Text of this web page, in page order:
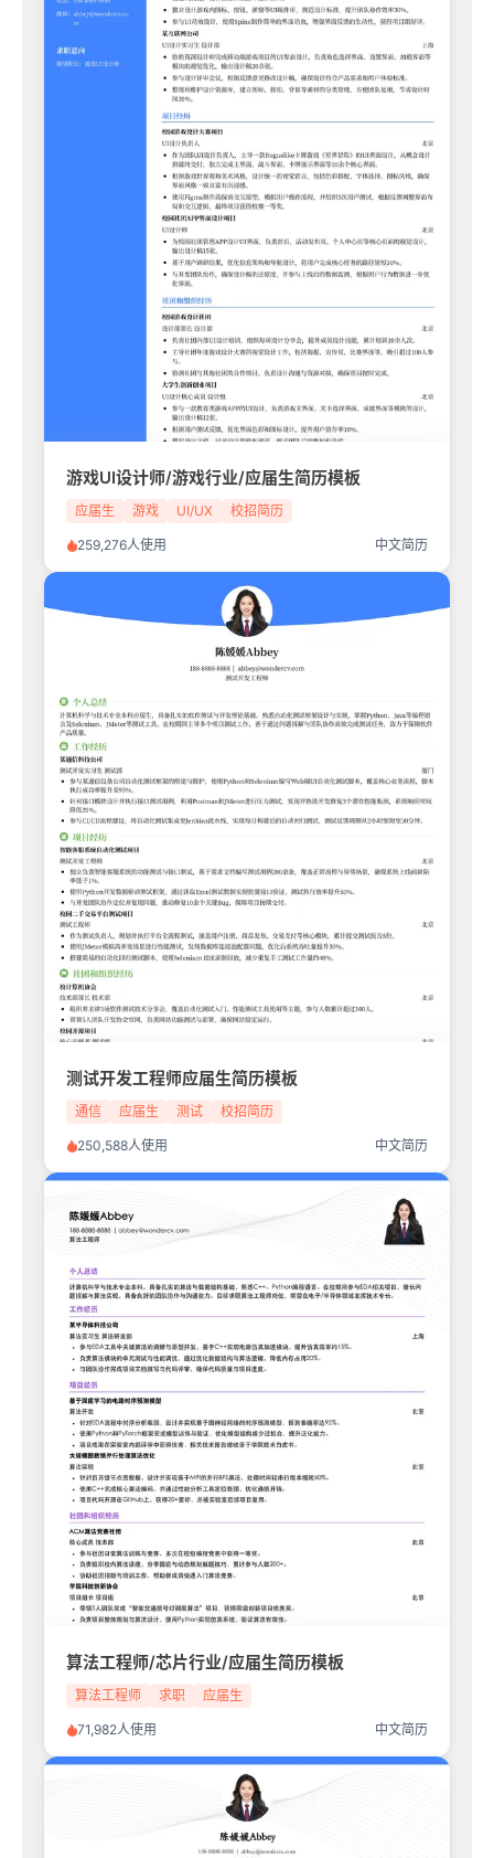
游戏UI设计师/游戏行业/应届生简历模板
应届生 游戏 UI/UX 校招简历
259,276人使用 中文简历
测试开发工程师应届生简历模板
通信 应届生 测试 校招简历
250,588人使用 中文简历
算法工程师/芯片行业/应届生简历模板
算法工程师 求职 应届生
71,982人使用 中文简历